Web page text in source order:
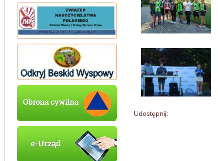
Udostępnij: